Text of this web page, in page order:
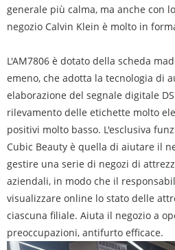
generale più calma, ma anche con
negozio Calvin Klein è molto in
L'AM7806 è dotato della scheda
emeno, che adotta la tecnologia di
elaborazione del segnale digitale
rilevamento delle etichette molto
positivi molto basso. L'esclusiva
Cubic Beauty è quella di aiutare il
gestire una serie di negozi di
aziendali, in modo che il
visualizzare online lo stato delle
ciascuna filiale. Aiuta il negozio a
preoccupazioni, antifurto efficace.